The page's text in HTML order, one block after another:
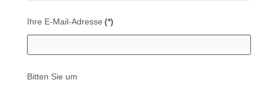
Ihre E-Mail-Adresse (*)
Bitten Sie um